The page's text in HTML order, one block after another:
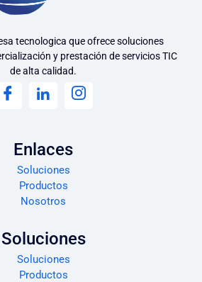
tecnologica que ofrece soluciones
y prestación de servicios TIC
de alta calidad.
Enlaces
Soluciones
Productos
Nosotros
Soluciones
Soluciones
Productos